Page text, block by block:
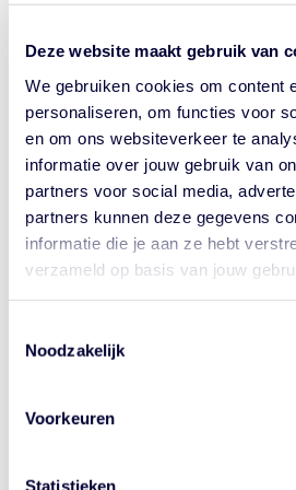
Deze website maakt gebruik van
We gebruiken cookies om content
personaliseren, om functies voor
en om ons websiteverkeer te
informatie over jouw gebruik van
partners voor social media,
partners kunnen deze gegevens
informatie die je aan ze hebt
verzameld op basis van jouw
Noodzakelijk
Voorkeuren
Statistieken
SELECTIE EN
UITVOEREN VAN
Lees meer